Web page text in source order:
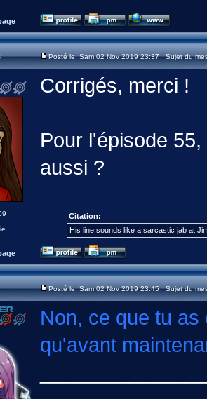
Posté le: Sam 02 Nov 2019 23:37 Sujet du
Corrigés, merci !
Pour l'épisode
aussi ?
Citation:
His line sounds like a sarcastic jab at
Posté le: Sam 02 Nov 2019 23:45 Sujet du
Non, ce que tu
qu'avant